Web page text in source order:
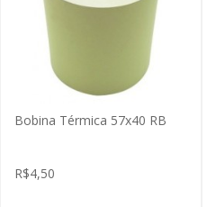
Bobina Térmica 57x40 RB
R$4,50